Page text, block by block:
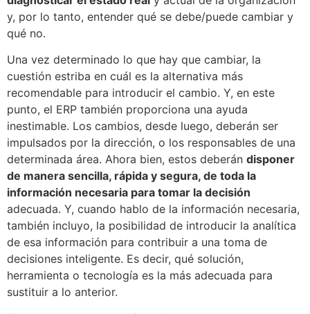
y, por lo tanto, entender qué se debe/puede cambiar y
qué no.
Una vez determinado lo que hay que cambiar, la
cuestión estriba en cuál es la alternativa más
recomendable para introducir el cambio. Y, en este
punto, el ERP también proporciona una ayuda
inestimable. Los cambios, desde luego, deberán ser
impulsados por la dirección, o los responsables de una
determinada área. Ahora bien, estos deberán disponer
de manera sencilla, rápida y segura, de toda la
información necesaria para tomar la decisión
adecuada. Y, cuando hablo de la información necesaria,
también incluyo, la posibilidad de introducir la analítica
de esa información para contribuir a una toma de
decisiones inteligente. Es decir, qué solución,
herramienta o tecnología es la más adecuada para
sustituir a lo anterior.